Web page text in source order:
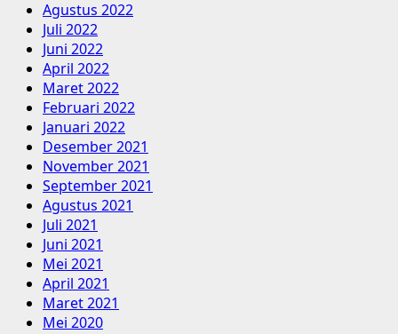
Agustus 2022
Juli 2022
Juni 2022
April 2022
Maret 2022
Februari 2022
Januari 2022
Desember 2021
November 2021
September 2021
Agustus 2021
Juli 2021
Juni 2021
Mei 2021
April 2021
Maret 2021
Mei 2020